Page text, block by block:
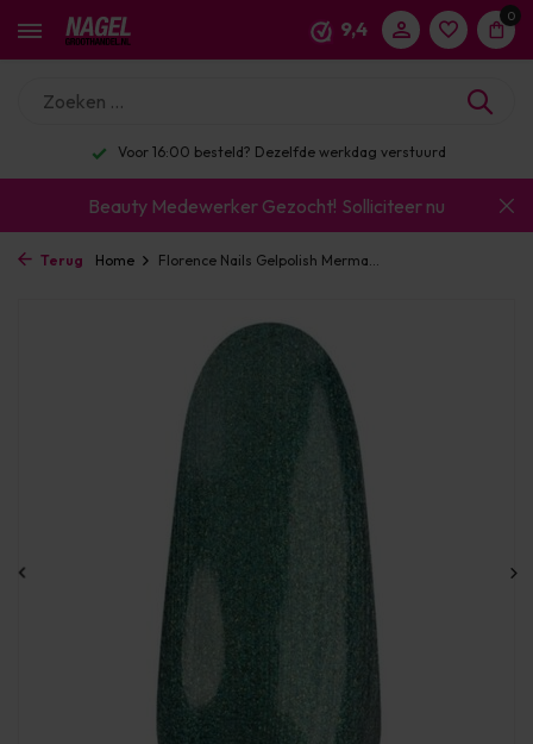
9,4
0
Voor 16:00 besteld? Dezelfde werkdag verstuurd
Beauty Medewerker Gezocht! Solliciteer nu
Terug Home Florence Nails Gelpolish Merma...